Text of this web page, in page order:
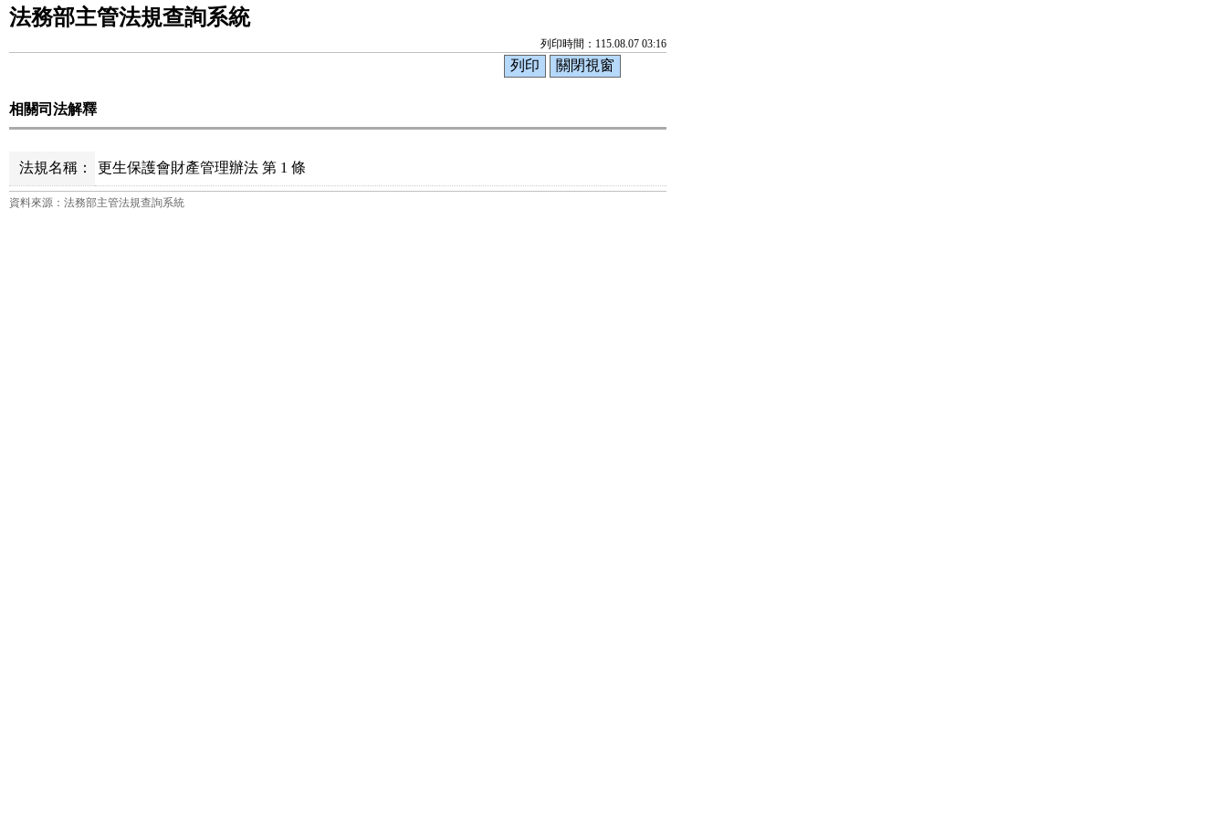
法務部主管法規查詢系統
列印時間：115.08.07 03:16
相關司法解釋
法規名稱： 更生保護會財產管理辦法 第 1 條
資料來源：法務部主管法規查詢系統